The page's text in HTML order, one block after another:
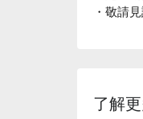
・敬請見
了解